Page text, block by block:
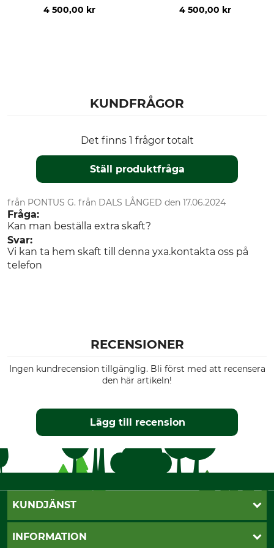
4 500,00 kr
4 500,00 kr
KUNDFRÅGOR
Det finns 1 frågor totalt
Ställ produktfråga
från PONTUS G. från DALS LÅNGED den 17.06.2024
Fråga:
Kan man beställa extra skaft?
Svar:
Vi kan ta hem skaft till denna yxa.kontakta oss på
telefon
RECENSIONER
Ingen kundrecension tillgänglig. Bli först med att recensera
den här artikeln!
Lägg till recension
KUNDJÄNST
Öppettider
INFORMATION